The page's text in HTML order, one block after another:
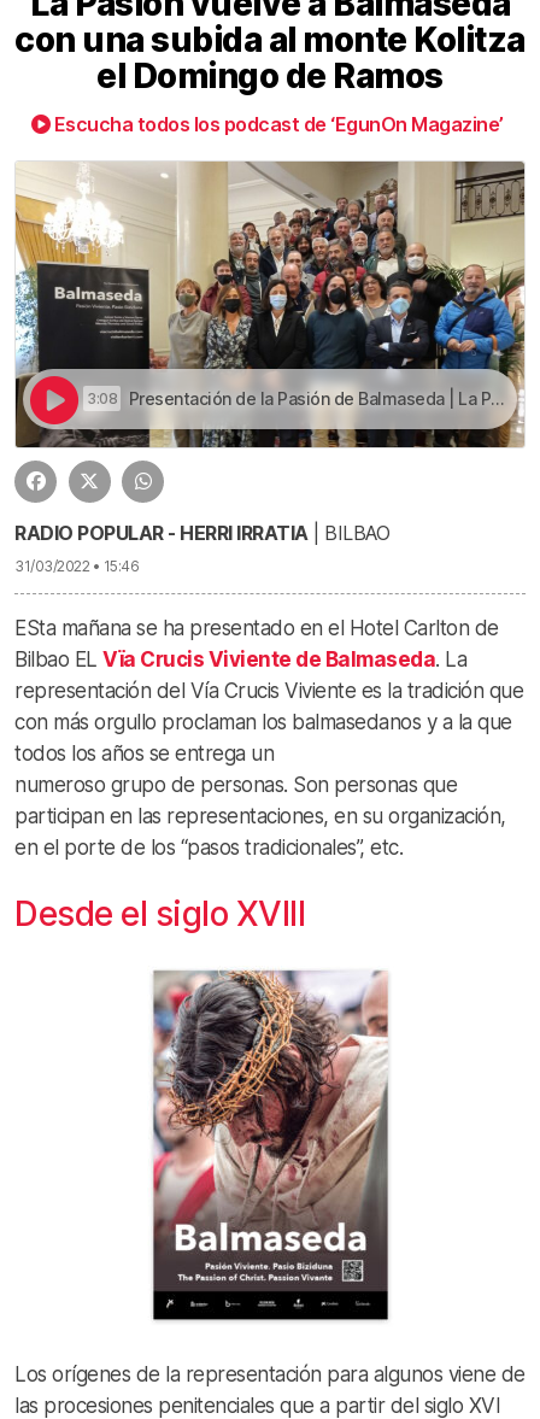
con una subida al monte Kolitza
el Domingo de Ramos
Escucha todos los podcast de ‘EgunOn Magazine’
3:08 Presentación de la Pasión de Balmaseda | La Pasión vuelve a Balmaseda con una subida al monte Kolitza el Domingo de Ramos
RADIO POPULAR - HERRI IRRATIA| BILBAO
31/03/2022 • 15:46
ESta mañana se ha presentado en el Hotel Carlton de
Bilbao EL Vïa Crucis Viviente de Balmaseda. La
representación del Vía Crucis Viviente es la tradición que
con más orgullo proclaman los balmasedanos y a la que
todos los años se entrega un
numeroso grupo de personas. Son personas que
participan en las representaciones, en su organización,
en el porte de los “pasos tradicionales”, etc.
Desde el siglo XVIII
Los orígenes de la representación para algunos viene de
las procesiones penitenciales que a partir del siglo XVI